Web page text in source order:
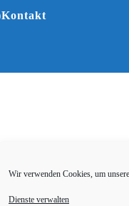
Wir verwenden Cookies, um
Dienste verwalten
Kontakt